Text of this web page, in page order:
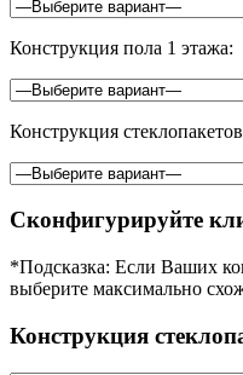
Конструкция пола 1 этажа:
Конструкция
Сконфигурируйте
*Подсказка: Если Ваших
выберите максимально
Конструкция